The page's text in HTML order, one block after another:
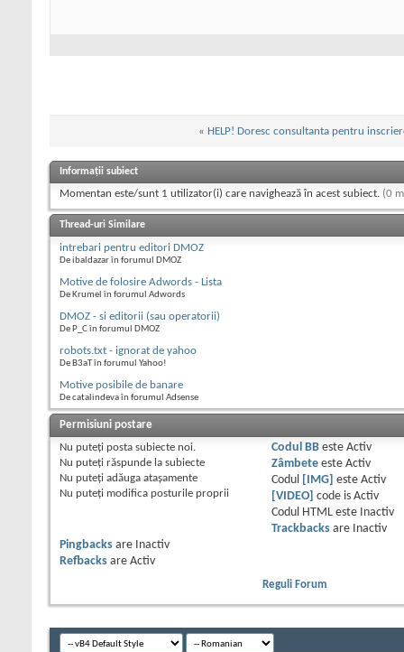
« HELP! Doresc consultanta pentru
Informații subiect
Momentan este/sunt 1 utilizator(i) care navighează în acest subiect. (0
Thread-uri Similare
intrebari pentru editori DMOZ
De ibaldazar în forumul DMOZ
Motive de folosire Adwords - Lista
De Krumel în forumul Adwords
DMOZ - si editorii (sau operatorii)
De P_C în forumul DMOZ
robots.txt - ignorat de yahoo
De B3aT în forumul Yahoo!
Motive posibile de banare
De catalindeva în forumul Adsense
Permisiuni postare
Nu puteţi posta subiecte noi.
Nu puteţi răspunde la subiecte
Nu puteţi adăuga ataşamente
Nu puteţi modifica posturile proprii
Codul BBeste Activ
Zâmbeteeste Activ
Codul
[IMG] este Activ
[VIDEO] code is Activ
Codul HTML este
Inactiv
Trackbacksare
Inactiv
Pingbacks are
Inactiv
Refbacks are Activ
Reguli Forum